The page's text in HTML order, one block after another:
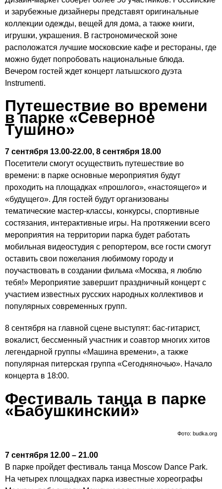
и зарубежные дизайнеры представят оригинальные
коллекции одежды, вещей для дома, а также книги,
игрушки, украшения. В гастрономической зоне
расположатся лучшие московские кафе и рестораны, где
можно будет попробовать национальные блюда.
Вечером гостей ждет концерт латышского дуэта
Instrumenti.
Путешествие во времени
в парке «Северное
Тушино»
7 сентября 13.00-22.00, 8 сентября 18.00
Посетители смогут осуществить путешествие во
времени: в парке основные мероприятия будут
проходить на площадках «прошлого», «настоящего» и
«будущего». Для гостей будут организованы
тематические мастер-классы, конкурсы, спортивные
состязания, интерактивные игры. На протяжении всего
мероприятия на территории парка будет работать
мобильная видеостудия с репортером, все гости смогут
оставить свои пожелания любимому городу и
поучаствовать в создании фильма «Москва, я люблю
тебя!» Мероприятие завершит праздничный концерт с
участием известных русских народных коллективов и
популярных современных групп.
8 сентября на главной сцене выступят: бас-гитарист,
вокалист, бессменный участник и соавтор многих хитов
легендарной группы «Машина времени», а также
популярная питерская группа «Сегодняночью». Начало
концерта в 18:00.
Фестиваль танца в парке
«Бабушкинский»
Фото: budka.org
7 сентября 12.00 – 21.00
В парке пройдет фестиваль танца Moscow Dance Park.
На четырех площадках парка известные хореографы